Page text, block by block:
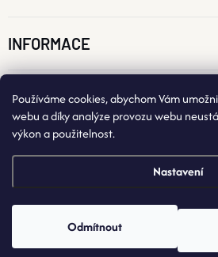
Používáme cookies, abychom Vám
webu a díky analýze provozu webu
výkon a použitelnost.
Nastavení
Odmítnout
INFORMACE
O NÁKUPU
Copyright 2026OutdoorMarket .